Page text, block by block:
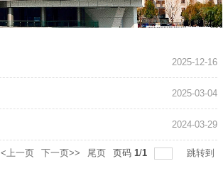
首页 港澳台招生 招生简章
2025-12-16
2025-03-04
2024-03-29
上一页 下一页>> 尾页 页码 1/1 跳转到